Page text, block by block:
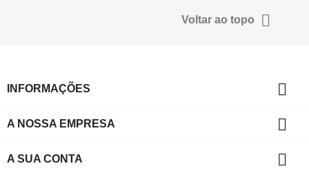
Voltar ao topo 
INFORMAÇÕES 
A NOSSA EMPRESA 
A SUA CONTA 